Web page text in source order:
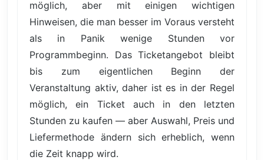
möglich, aber mit einigen wichtigen
Hinweisen, die man besser im Voraus versteht
als in Panik wenige Stunden vor
Programmbeginn. Das Ticketangebot bleibt
bis zum eigentlichen Beginn der
Veranstaltung aktiv, daher ist es in der Regel
möglich, ein Ticket auch in den letzten
Stunden zu kaufen — aber Auswahl, Preis und
Liefermethode ändern sich erheblich, wenn
die Zeit knapp wird.